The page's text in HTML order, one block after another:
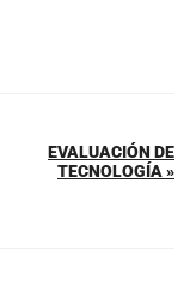
EVALUACIÓN DE
TECNOLOGÍA »